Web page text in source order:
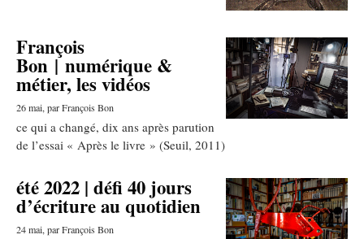
François
Bon | numérique &
métier, les vidéos
26 mai, par François Bon
ce qui a changé, dix ans après parution
de l’essai « Après le livre » (Seuil, 2011)
été 2022 | défi 40 jours
d’écriture au quotidien
24 mai, par François Bon